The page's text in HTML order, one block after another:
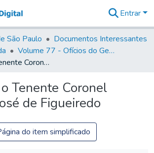
&
Coleções
Tudo na
Biblioteca
Estatísticas
Entrar
São Paulo
Documentos Interessantes
Volume 77 - Ofícios do General Martim Lopes Lobo de Saldanha (Governador da Capitania): 1776-1777
Carta para o Tenente Coronel Henrique José de Figueiredo
Tenente Coronel
de Figueiredo
do item simplificado